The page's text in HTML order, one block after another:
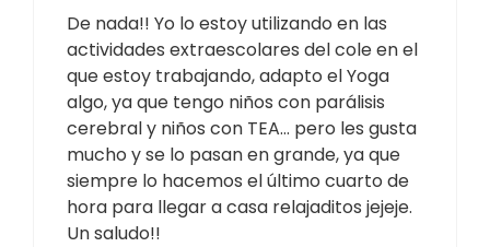
De nada!! Yo lo estoy utilizando en las
actividades extraescolares del cole en el
que estoy trabajando, adapto el Yoga
algo, ya que tengo niños con parálisis
cerebral y niños con TEA… pero les gusta
mucho y se lo pasan en grande, ya que
siempre lo hacemos el último cuarto de
hora para llegar a casa relajaditos jejeje.
Un saludo!!